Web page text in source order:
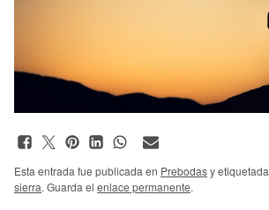
Esta entrada fue publicada en Prebodasy etiquetada
sierra. Guarda el enlace permanente.